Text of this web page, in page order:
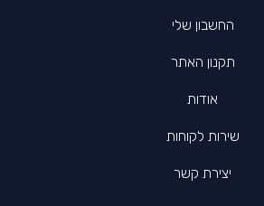
החשבון שלי
תקנון האתר
אודות
שירות לקוחות
יצירת קשר